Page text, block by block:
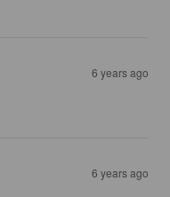
6 years ago
6 years ago